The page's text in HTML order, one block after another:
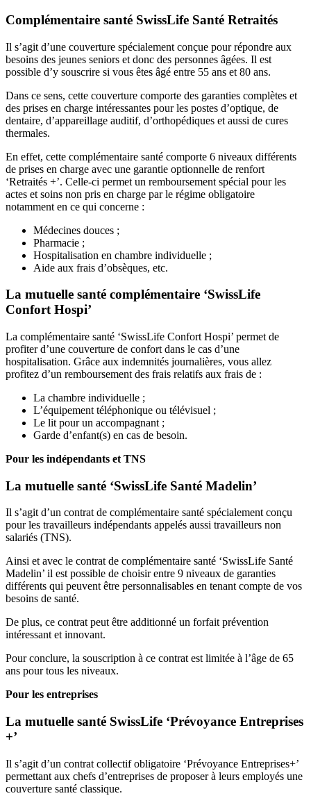
Complémentaire santé SwissLife Santé Retraités
Il s’agit d’une couverture spécialement conçue pour répondre aux
besoins des jeunes seniors et donc des personnes âgées. Il est
possible d’y souscrire si vous êtes âgé entre 55 ans et 80 ans.
Dans ce sens, cette couverture comporte des garanties complètes et
des prises en charge intéressantes pour les postes d’optique, de
dentaire, d’appareillage auditif, d’orthopédiques et aussi de cures
thermales.
En effet, cette complémentaire santé comporte 6 niveaux différents
de prises en charge avec une garantie optionnelle de renfort
‘Retraités +’. Celle-ci permet un remboursement spécial pour les
actes et soins non pris en charge par le régime obligatoire
notamment en ce qui concerne :
Médecines douces ;
Pharmacie ;
Hospitalisation en chambre individuelle ;
Aide aux frais d’obsèques, etc.
La mutuelle santé complémentaire ‘SwissLife
Confort Hospi’
La complémentaire santé ‘SwissLife Confort Hospi’ permet de
profiter d’une couverture de confort dans le cas d’une
hospitalisation. Grâce aux indemnités journalières, vous allez
profitez d’un remboursement des frais relatifs aux frais de :
La chambre individuelle ;
L’équipement téléphonique ou télévisuel ;
Le lit pour un accompagnant ;
Garde d’enfant(s) en cas de besoin.
Pour les indépendants et TNS
La mutuelle santé ‘SwissLife Santé Madelin’
Il s’agit d’un contrat de complémentaire santé spécialement conçu
pour les travailleurs indépendants appelés aussi travailleurs non
salariés (TNS).
Ainsi et avec le contrat de complémentaire santé ‘SwissLife Santé
Madelin’ il est possible de choisir entre 9 niveaux de garanties
différents qui peuvent être personnalisables en tenant compte de vos
besoins de santé.
De plus, ce contrat peut être additionné un forfait prévention
intéressant et innovant.
Pour conclure, la souscription à ce contrat est limitée à l’âge de 65
ans pour tous les niveaux.
Pour les entreprises
La mutuelle santé SwissLife ‘Prévoyance Entreprises
+’
Il s’agit d’un contrat collectif obligatoire ‘Prévoyance Entreprises+’
permettant aux chefs d’entreprises de proposer à leurs employés une
couverture santé classique.